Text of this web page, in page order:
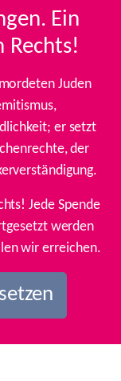
Ein
Rechts!
Juden
er setzt
der
Jede Spende
werden
wir erreichen.